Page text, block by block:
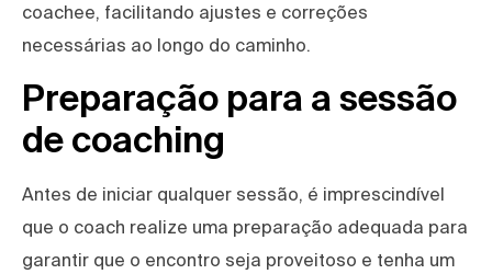
coachee, facilitando ajustes e correções
necessárias ao longo do caminho.
Preparação para a sessão
de coaching
Antes de iniciar qualquer sessão, é imprescindível
que o coach realize uma preparação adequada para
garantir que o encontro seja proveitoso e tenha um